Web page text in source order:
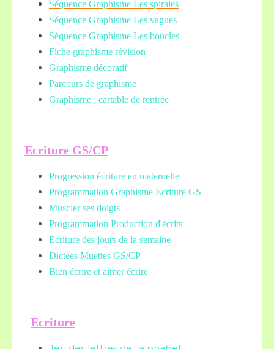
Séquence Graphisme Les spirales
Séquence Graphisme Les vagues
Séquence Graphisme Les boucles
Fiche graphisme révision
Graphisme décoratif
Parcours de graphisme
Graphisme ; cartable de rentrée
Ecriture GS/CP
Progression écriture en maternelle
Programmation Graphisme Ecriture GS
Muscler ses doigts
Programmation Production d'écrits
Ecriture des jours de la semaine
Dictées Muettes GS/CP
Bien écrire et aimer écrire
Ecriture